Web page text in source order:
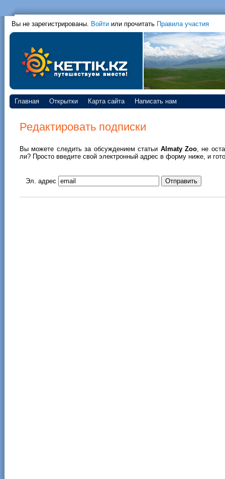
Вы не зарегистрированы. Войти или прочитать Правила участия
Главная Открытки Карта сайта Написать нам
Редактировать подписки
Вы можете следить за обсуждением статьи Almaty Zoo, не
ли? Просто введите свой электронный адрес в форму ниже, и
Эл. адрес